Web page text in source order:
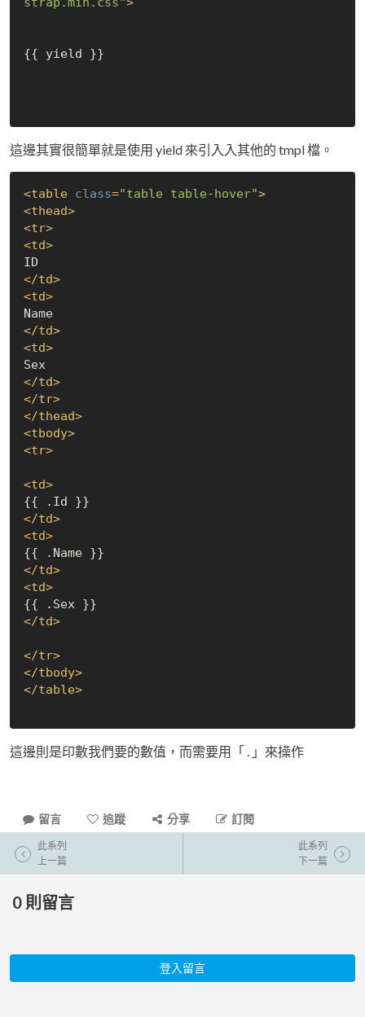
{{ yield }}
這邊其實很簡單就是使用 yield 來引入入其他的 tmpl 檔。
<table class="table table-hover">
<thead>
<tr>
<td>
</td>
<td>
</td>
<td>
</td>
</tr>
</thead>
<tbody>
<tr>
<td>
</td>
<td>
</td>
<td>
</td>
</tr>
</tbody>
</table>
這邊則是印數我們要的數值，而需要用「 . 」來操作
留言 追蹤 分享 訂閱
此系列
上一篇
此系列
下一篇
0 則留言
登入留言